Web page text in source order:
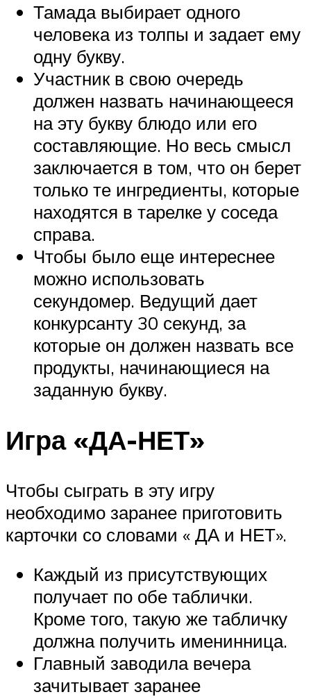
Тамада выбирает одного
человека из толпы и задает ему
одну букву.
Участник в свою очередь
должен назвать начинающееся
на эту букву блюдо или его
составляющие. Но весь смысл
заключается в том, что он берет
только те ингредиенты, которые
находятся в тарелке у соседа
справа.
Чтобы было еще интереснее
можно использовать
секундомер. Ведущий дает
конкурсанту 30 секунд, за
которые он должен назвать все
продукты, начинающиеся на
заданную букву.
Игра «ДА-НЕТ»
Чтобы сыграть в эту игру
необходимо заранее приготовить
карточки со словами « ДА и НЕТ».
Каждый из присутствующих
получает по обе таблички.
Кроме того, такую же табличку
должна получить именинница.
Главный заводила вечера
зачитывает заранее